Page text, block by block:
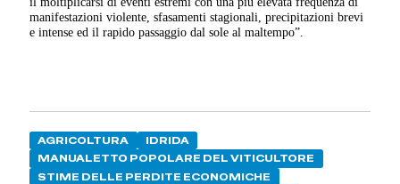
manifestazioni violente, sfasamenti stagionali, precipitazioni brevi
e intense ed il rapido passaggio dal sole al maltempo”.
AGRICOLTURA
IDRIDA
MANUALETTO POPOLARE DEL VITICULTORE
STIME DELLE PERDITE ECONOMICHE